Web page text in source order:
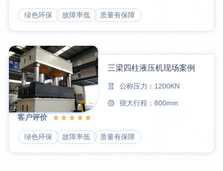
绿色环保 故障率低 质量有保障
三梁四柱液压机现场案例
公称压力：1200KN
很大行程：800mm
客户评价
绿色环保 故障率低 质量有保障